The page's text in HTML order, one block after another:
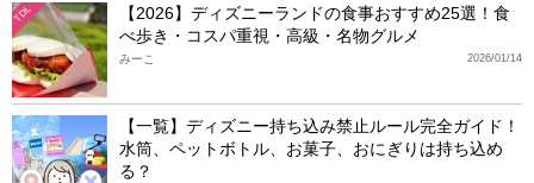
TDL
【2026】ディズニーランドの食事おすすめ25選！食
べ歩き・コスパ重視・高級・名物グルメ
2026/01/14
みーこ
【一覧】ディズニー持ち込み禁止ルール完全ガイド！
水筒、ペットボトル、お菓子、おにぎりは持ち込め
る？